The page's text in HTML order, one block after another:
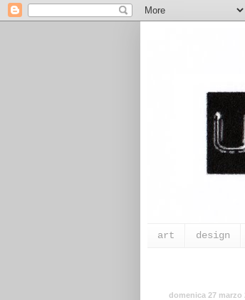
art design
domenica 27 marzo